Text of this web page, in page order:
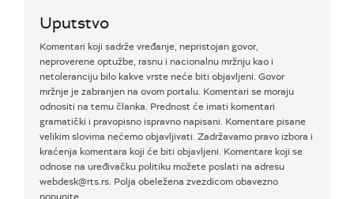
Uputstvo
Komentari koji sadrže vređanje, nepristojan govor,
neproverene optužbe, rasnu i nacionalnu mržnju kao i
netoleranciju bilo kakve vrste neće biti objavljeni. Govor
mržnje je zabranjen na ovom portalu. Komentari se moraju
odnositi na temu članka. Prednost će imati komentari
gramatički i pravopisno ispravno napisani. Komentare pisane
velikim slovima nećemo objavljivati. Zadržavamo pravo izbora i
kraćenja komentara koji će biti objavljeni. Komentare koji se
odnose na uređivačku politiku možete poslati na adresu
webdesk@rts.rs. Polja obeležena zvezdicom obavezno